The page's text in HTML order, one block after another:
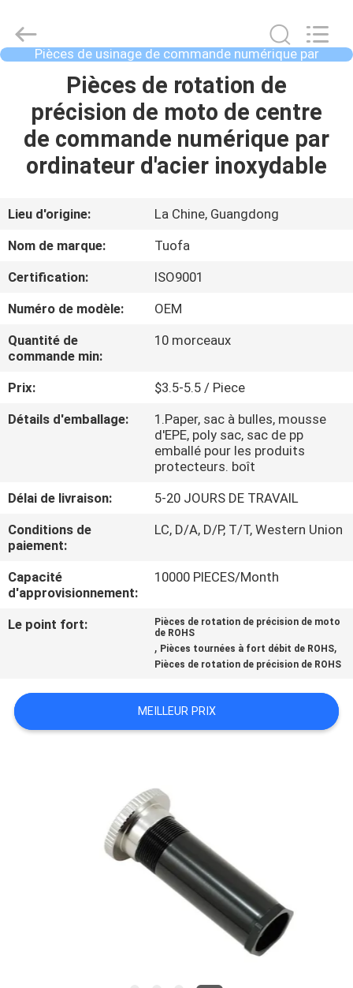
MAISON
À
PROPOS
NOUS
VISITE
DE
L'USINE
DE
LA
QUALITÉ
NOUS
CONTACTER
DEMANDEZ
Shenzhen
Tuofa
Technology
Co.,
Reserved.
Pièces de usinage de commande numérique par
ordinateur
Pièces de rotation de
précision de moto de centre
de commande numérique par
ordinateur d'acier inoxydable
Lieu d'origine:
La Chine, Guangdong
Nom de marque:
Tuofa
Certification:
ISO9001
Numéro de modèle:
OEM
Quantité de
commande min:
10 morceaux
Prix:
$3.5-5.5 / Piece
Détails d'emballage:
1.Paper, sac à bulles, mousse
d'EPE, poly sac, sac de pp
emballé pour les produits
protecteurs. boît
Délai de livraison:
5-20 JOURS DE TRAVAIL
Conditions de
paiement:
LC, D/A, D/P, T/T, Western Union
Capacité
d'approvisionnement:
10000 PIECES/Month
Le point fort:
Pièces de rotation de précision de moto
de ROHS
, Pièces tournées à fort débit de ROHS,
Pièces de rotation de précision de ROHS
MEILLEUR PRIX